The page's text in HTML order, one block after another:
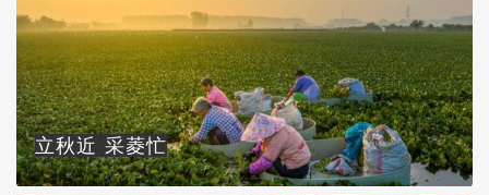
立秋近 采菱忙